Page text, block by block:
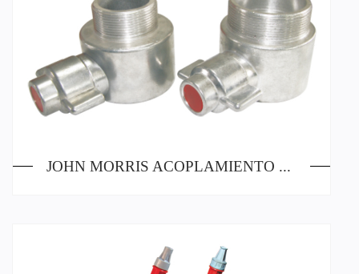
JOHN MORRIS ACOPLAMIENTO CON HILO INTERIOR